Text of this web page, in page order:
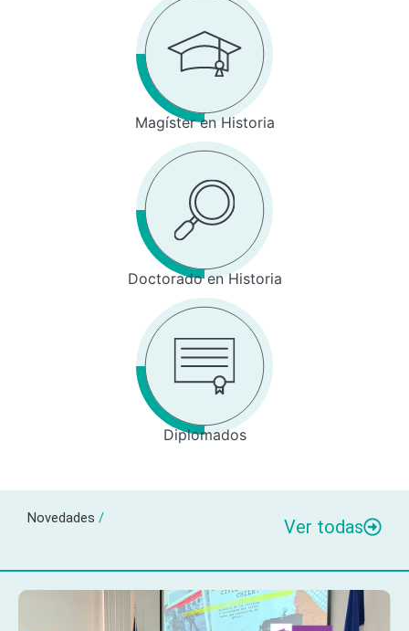
Magíster en Historia
Doctorado en Historia
Diplomados
Novedades / Ver todas